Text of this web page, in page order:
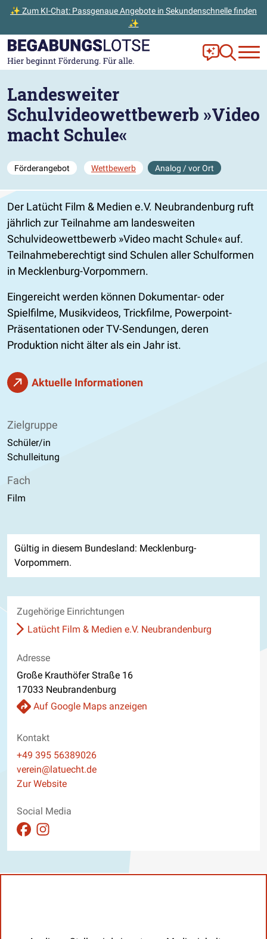
✨ Zum KI-Chat: Passgenaue Angebote in Sekundenschnelle finden
✨
Zum Hauptinhalt der Seite springen
Zur Startseite gehen Frag Ella!
Zur
Landesweiter
Schulvideowettbewerb »Video
macht Schule«
Förderangebot Wettbewerb Analog / vor Ort
Der Latücht Film & Medien e.V. Neubrandenburg ruft
jährlich zur Teilnahme am landesweiten
Schulvideowettbewerb »Video macht Schule« auf.
Teilnahmeberechtigt sind Schulen aller Schulformen
in Mecklenburg-Vorpommern.
Eingereicht werden können Dokumentar- oder
Spielfilme, Musikvideos, Trickfilme, Powerpoint-
Präsentationen oder TV-Sendungen, deren
Produktion nicht älter als ein Jahr ist.
Aktuelle Informationen
Zielgruppe
Schüler/in
Schulleitung
Fach
Film
Gültig in diesem Bundesland: Mecklenburg-
Vorpommern.
Zugehörige Einrichtungen
Latücht Film & Medien e.V. Neubrandenburg
Adresse
Große Krauthöfer Straße 16
17033 Neubrandenburg
Auf Google Maps anzeigen
Kontakt
Telefon
+49 395 56389026
E-Mail
verein@latuecht.de
Website
Zur Website
Social Media
Auftritt auf Facebook ansehen
Auftritt auf Instagram ansehen